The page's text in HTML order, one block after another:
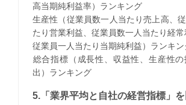
高当期純利益率）ランキング
生産性（従業員数一人当たり売上高、
たり営業利益、従業員数一人当たり経常
従業員一人当たり当期純利益）ランキン
総合指標（成長性、収益性、生産性
出）ランキング
5.「業界平均と自社の経営指標」